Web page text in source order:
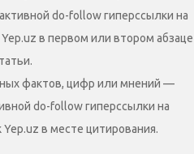
do-follow гиперссылки на
в первом или втором абзаце
фактов, цифр или мнений —
do-follow гиперссылки на
в месте цитирования.